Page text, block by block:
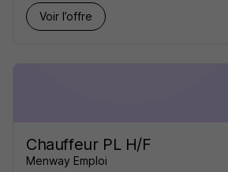
Voir l’offre
Chauffeur PL H/F
Menway Emploi